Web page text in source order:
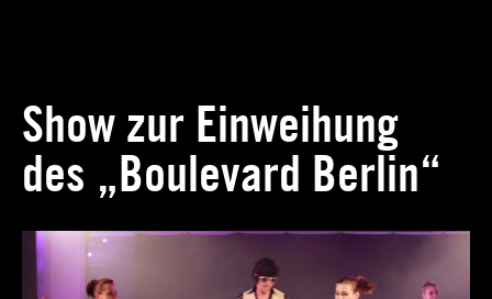
Show zur Einweihung
des „Boulevard Berlin“